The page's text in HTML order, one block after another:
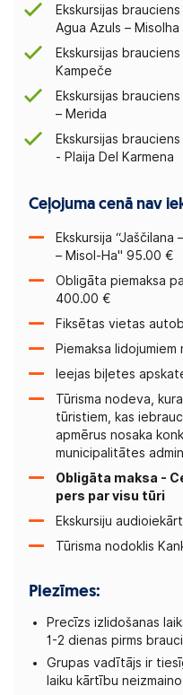
Ekskursijas
Agua Azuls –
Ekskursijas
Kampeče
Ekskursijas
– Merida
Ekskursijas
- Plaija Del Karmena
Ceļojuma cenā nav
Ekskursija “Jaščilana
– Misol-Ha" 95.00 €
Obligāta piemaksa
400.00 €
Fiksētas vietas
Piemaksa
Ieejas biļetes
Tūrisma nodeva,
tūristiem, kas
apmērus nosaka
municipalitātes
Obligāta maksa -
pers par visu tūri
Ekskursiju
Tūrisma nodoklis
Piezīmes:
Precīzs izlidošanas
1-2 dienas pirms
Grupas vadītājs ir
laiku kārtību